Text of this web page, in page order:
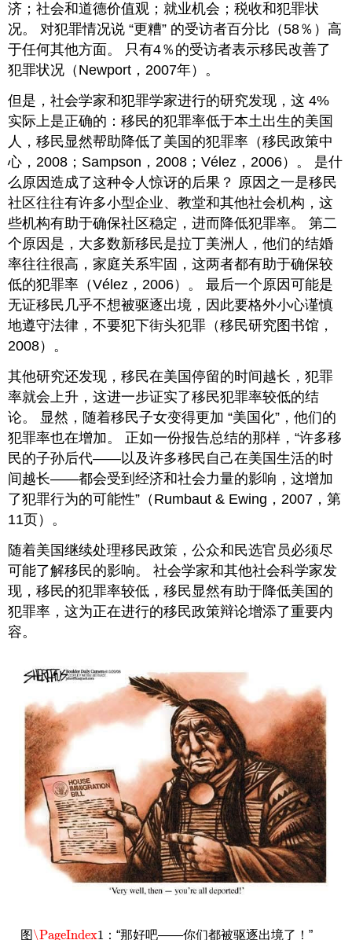
济；社会和道德价值观；就业机会；税收和犯罪状
况。 对犯罪情况说 “更糟” 的受访者百分比（58％）高
于任何其他方面。 只有4％的受访者表示移民改善了
犯罪状况（Newport，2007年）。
但是，社会学家和犯罪学家进行的研究发现，这 4%
实际上是正确的：移民的犯罪率低于本土出生的美国
人，移民显然帮助降低了美国的犯罪率（移民政策中
心，2008；Sampson，2008；Vélez，2006）。 是什
么原因造成了这种令人惊讶的后果？ 原因之一是移民
社区往往有许多小型企业、教堂和其他社会机构，这
些机构有助于确保社区稳定，进而降低犯罪率。 第二
个原因是，大多数新移民是拉丁美洲人，他们的结婚
率往往很高，家庭关系牢固，这两者都有助于确保较
低的犯罪率（Vélez，2006）。 最后一个原因可能是
无证移民几乎不想被驱逐出境，因此要格外小心谨慎
地遵守法律，不要犯下街头犯罪（移民研究图书馆，
2008）。
其他研究还发现，移民在美国停留的时间越长，犯罪
率就会上升，这进一步证实了移民犯罪率较低的结
论。 显然，随着移民子女变得更加 “美国化”，他们的
犯罪率也在增加。 正如一份报告总结的那样，“许多移
民的子孙后代——以及许多移民自己在美国生活的时
间越长——都会受到经济和社会力量的影响，这增加
了犯罪行为的可能性”（Rumbaut & Ewing，2007，第
11页）。
随着美国继续处理移民政策，公众和民选官员必须尽
可能了解移民的影响。 社会学家和其他社会科学家发
现，移民的犯罪率较低，移民显然有助于降低美国的
犯罪率，这为正在进行的移民政策辩论增添了重要内
容。
图\PageIndex1
\PageIndex1 ：“那好吧——你们都被驱逐出境了！”